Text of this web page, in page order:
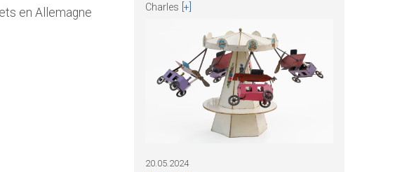
en Allemagne
Charles [+]
20.05.2024